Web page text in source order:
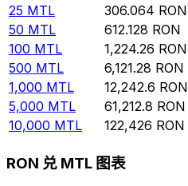
25 MTL 306.064 RON
50 MTL 612.128 RON
100 MTL 1,224.26 RON
500 MTL 6,121.28 RON
1,000 MTL 12,242.6 RON
5,000 MTL 61,212.8 RON
10,000 MTL 122,426 RON
RON 兑 MTL 图表